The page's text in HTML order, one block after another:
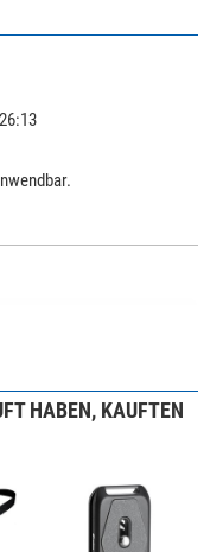
oder Ihrem
Kundenservice!
HABEN, KAUFTEN